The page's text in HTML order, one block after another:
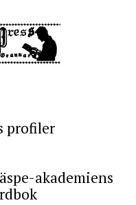
profiler
akademiens